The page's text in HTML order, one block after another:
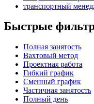
транспортный
Быстрые
Полная занятость
Вахтовый метод
Проектная работа
Гибкий график
Сменный график
Частичная занятость
Полный день